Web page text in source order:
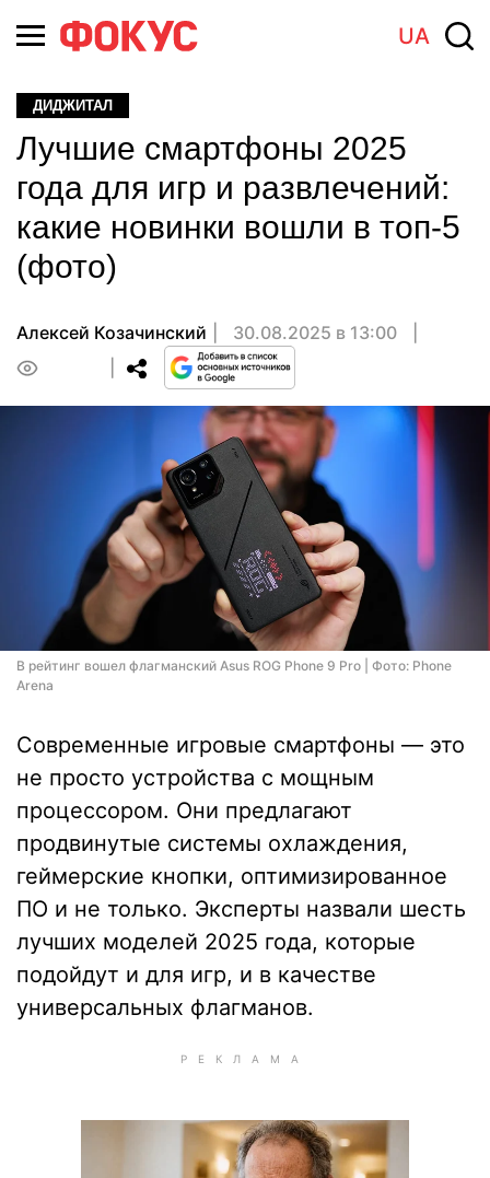
UA
ДИДЖИТАЛ
Лучшие смартфоны 2025
года для игр и развлечений:
какие новинки вошли в топ-5
(фото)
Алексей Козачинский
30.08.2025 в 13:00
В рейтинг вошел флагманский Asus ROG Phone 9 Pro | Фото: Phone
Arena
Современные игровые смартфоны — это
не просто устройства с мощным
процессором. Они предлагают
продвинутые системы охлаждения,
геймерские кнопки, оптимизированное
ПО и не только. Эксперты назвали шесть
лучших моделей 2025 года, которые
подойдут и для игр, и в качестве
универсальных флагманов.